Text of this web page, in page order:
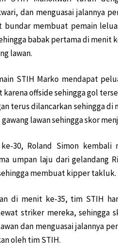
Papua Barat ke Windesi Butuh
Diskusi Bersama Warga Jemaat GKI
Barat, Polisi Usut Kasus BST Alama &
STIH Manokwari Proses Hukum
Kabur dari Lapas Manokwari Tewas
Bangkit Jilid 2 Belum Putuskan 2
I Komite I DPD RI, Filep: Kawal
Warga Syou Kibarkan Merah Putih
Desak Pemerintah Selesaikan
Momentum Pemerintah Perbarui
KNPB Silas Ki Dalang
Siapkan Transisi dari Pandemi ke
Barat Rilis 17 DPO KNPB Penyerang
Kuasai Jalan Sorong-Tambrauw-
dan menguasai jalannya
membuat pemain
babak pertama di menit
lawan.
STIH Marko mendapat
offside sehingga gol
terus dilancarkan sehingga
lawan sehingga skor
30, Roland Simon
umpan laju dari gelandang
membuat kipper takluk.
di menit ke-35, tim STIH
striker mereka, sehingga
dan menguasai jalannya
oleh tim STIH.